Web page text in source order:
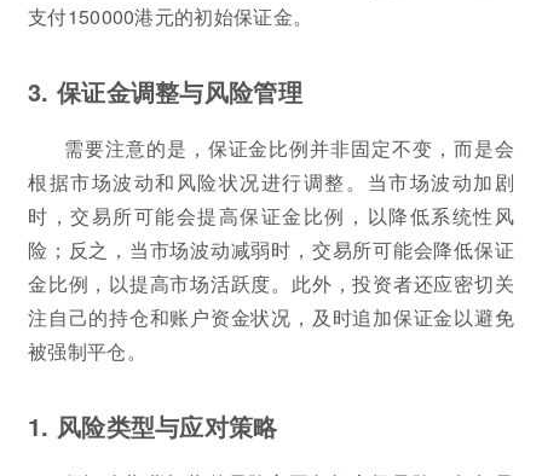
支付150000港元的初始保证金。
3. 保证金调整与风险管理
需要注意的是，保证金比例并非固定不变，而是会
根据市场波动和风险状况进行调整。当市场波动加剧
时，交易所可能会提高保证金比例，以降低系统性风
险；反之，当市场波动减弱时，交易所可能会降低保证
金比例，以提高市场活跃度。此外，投资者还应密切关
注自己的持仓和账户资金状况，及时追加保证金以避免
被强制平仓。
1. 风险类型与应对策略